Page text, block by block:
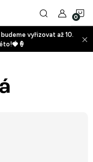
+
vyřizovat až 10.